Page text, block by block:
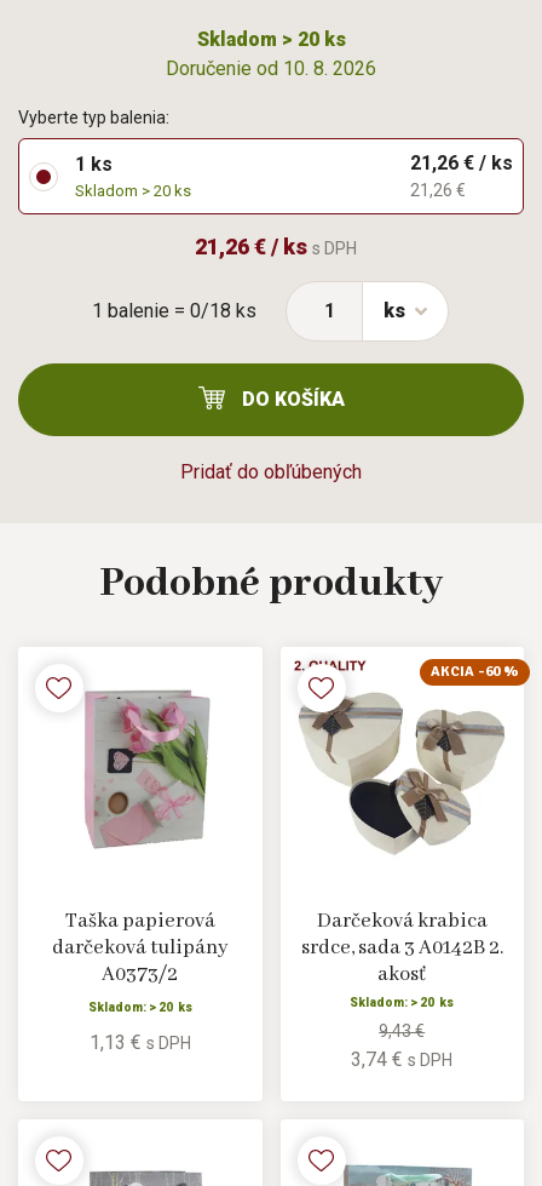
Skladom > 20 ks
Doručenie od 10. 8. 2026
1 balenie = 0/18 ks
Pridať do obľúbených
Vyberte typ balenia:
1 ks
Skladom > 20 ks
21,26 € / ks
21,26 €
21,26 € / ks s DPH
ks
DO KOŠÍKA
Podobné produkty
Taška papierová
darčeková tulipány
A0373/2
Skladom: > 20 ks
1,13 € s DPH
AKCIA -60 %
Darčeková krabica
srdce, sada 3 A0142B 2.
akosť
Skladom: > 20 ks
9,43 €
3,74 €s DPH